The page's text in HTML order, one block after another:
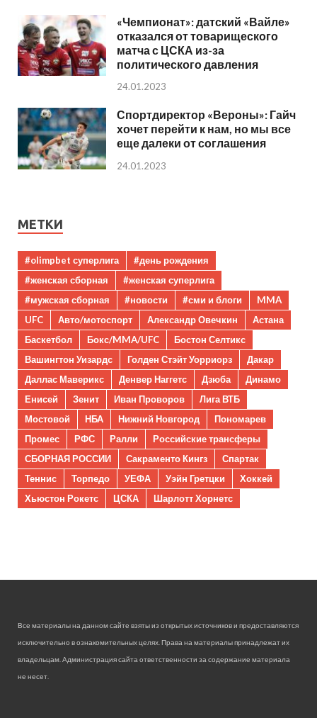
«Чемпионат»: датский «Вайле»
отказался от товарищеского
матча с ЦСКА из-за
политического давления
24.01.2023
Спортдиректор «Вероны»: Гайч
хочет перейти к нам, но мы все
еще далеки от соглашения
24.01.2023
МЕТКИ
#olimpbet суперлига
#день рождения
#женская сборная
#женская суперлига
#мужская сборная
#новости #сми и блоги
MMA
UFC
Авто/мотоспорт Александр Овечкин
Астана
Баскетбол
Бокс/MMA/UFC
Бостон Селтикс
Вашингтон Уизардс
Голден Стэйт Уорриорз
Дакар
Даллас Маверикс
Денвер Наггетс Дзюба
Динамо
Енисей
Зенит Иван Проворов
Лига ВТБ
Мостовой
НБА Нижний Новгород
Пономарев
Промес
РФС Ралли
Российские трансферы
СБОРНАЯ РОССИИ
Сакраменто Кингз
Спартак
Теннис
Торпедо УЕФА Уэйн Гретцки
Хоккей
Хьюстон Рокетс
ЦСКА Шарлотт Хорнетс
Все материалы на данном сайте взяты из открытых источников и предоставляются
исключительно в ознакомительных целях. Права на материалы принадлежат их
владельцам. Администрация сайта ответственности за содержание материала
не несет.